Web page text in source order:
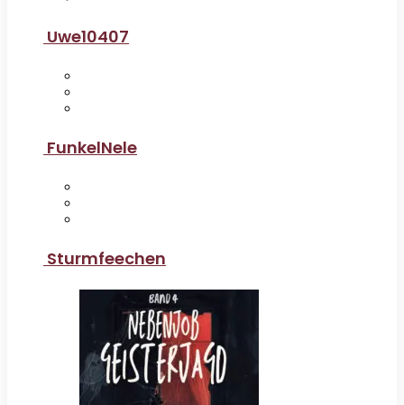
Uwe10407
FunkelNele
Sturmfeechen